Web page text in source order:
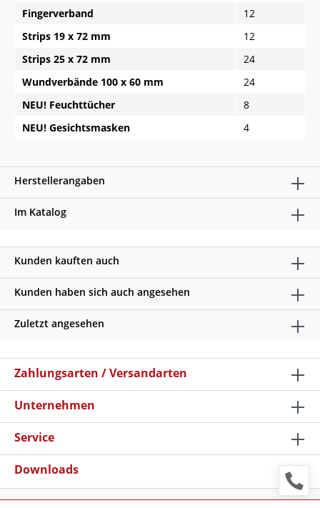
Fingerverband
12
Strips 19 x 72 mm
12
Strips 25 x 72 mm
24
Wundverbände 100 x 60 mm
24
NEU! Feuchttücher
8
NEU! Gesichtsmasken
4
Herstellerangaben
Im Katalog
Kunden kauften auch
Kunden haben sich auch angesehen
Zuletzt angesehen
Zahlungsarten / Versandarten
Unternehmen
Service
Downloads